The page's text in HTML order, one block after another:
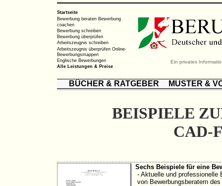
Startseite
Bewerbung beraten Bewerbung
coachen
Bewerbung schreiben
Bewerbung überprüfen
Arbeitszeugnis schreiben
Arbeitszeugnis überprüfen Online-
Bewerbungsmappen
Englische Bewerbungen
Alle Leistungen & Preise
Ein privates
BÜCHER & RATGEBER MUSTER &
BEISPIELE
CAD-
Sechs Beispiele für eine
- Aktuelle und professionelle
von Bewerbungsberatern des